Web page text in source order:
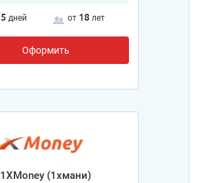
5 дней от 18 лет
Оформить
1XMoney (1хмани)